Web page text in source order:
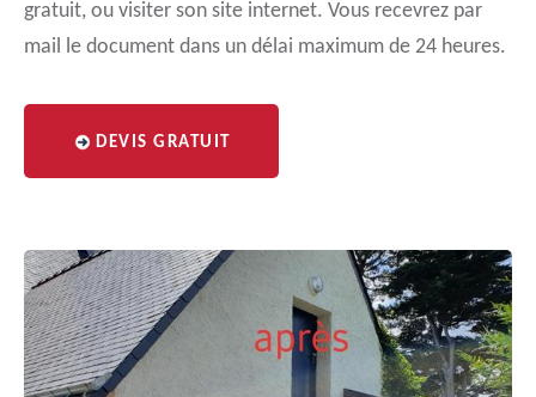
gratuit, ou visiter son site internet. Vous recevrez par
mail le document dans un délai maximum de 24 heures.
DEVIS GRATUIT